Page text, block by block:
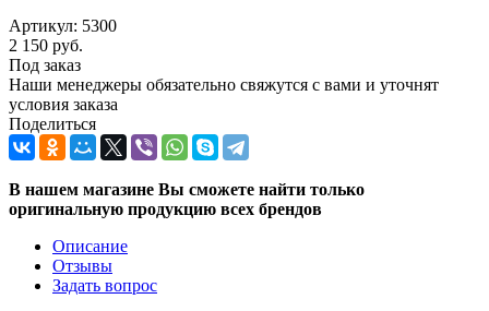
Артикул: 5300
2 150 руб.
Под заказ
Наши менеджеры обязательно свяжутся с вами и уточнят
условия заказа
Поделиться
В нашем магазине Вы сможете найти только
оригинальную продукцию всех брендов
Описание
Отзывы
Задать вопрос